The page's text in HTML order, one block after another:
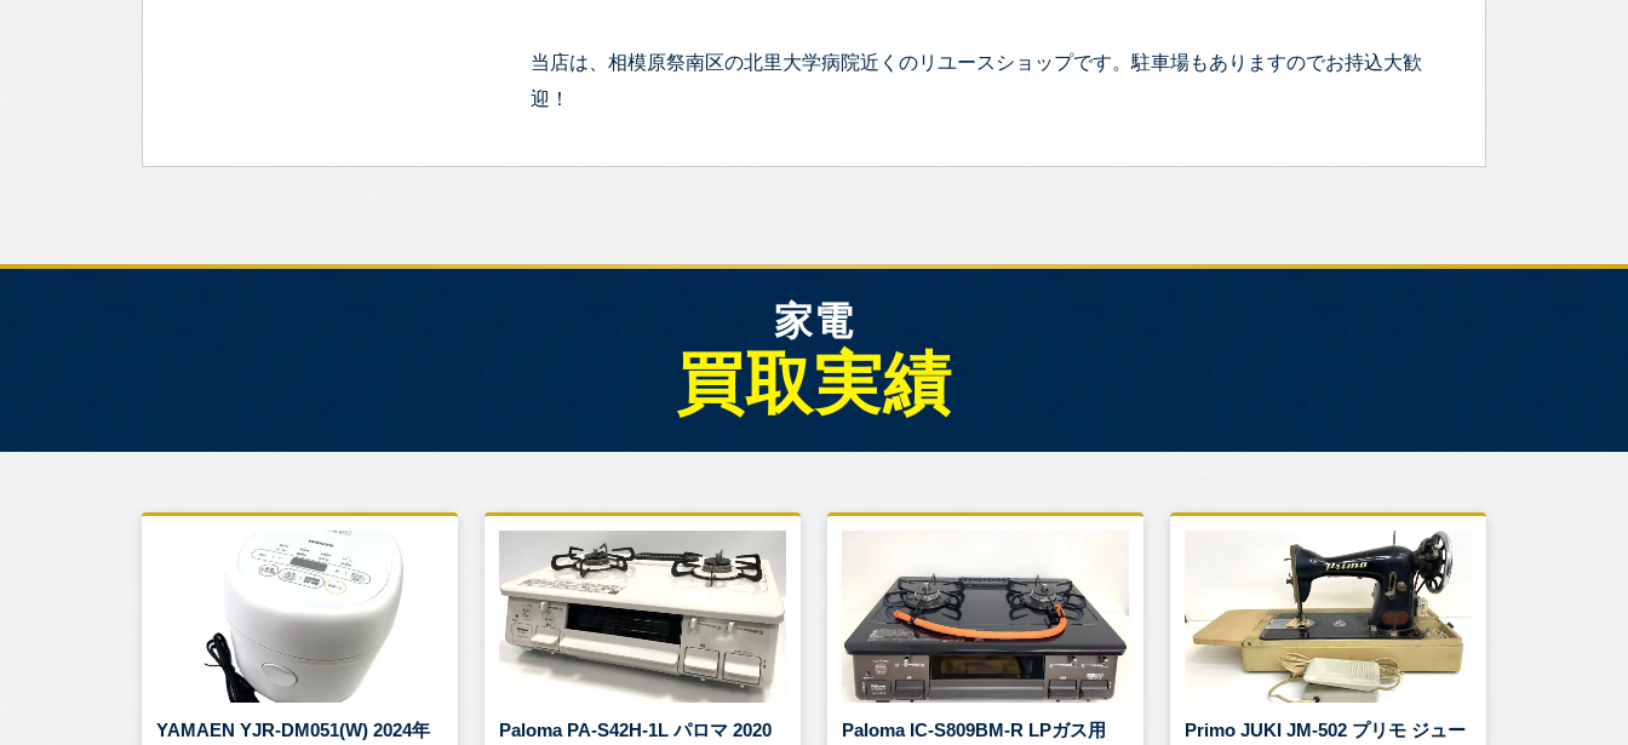
当店は、相模原祭南区の北里大学病院近くのリユースショップです。駐車場もありますのでお持込大歓
迎！
家電
買取実績
YAMAEN YJR-DM051(W) 2024年
Paloma PA-S42H-1L パロマ 2020
Paloma IC-S809BM-R LPガス用
Primo JUKI JM-502 プリモ ジュー